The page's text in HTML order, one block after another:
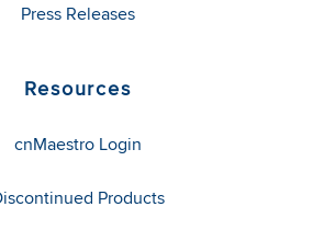
Press Releases
Resources
cnMaestro Login
Products